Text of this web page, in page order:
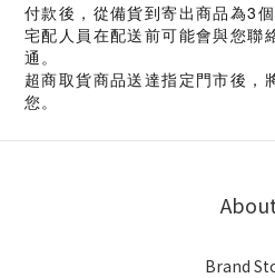
付款後，從備貨到寄出商品為3
宅配人員在配送前可能會與您聯
通。
超商取貨商品送達指定門市後，
您。
Brand